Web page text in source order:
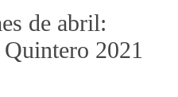
de abril:
2021